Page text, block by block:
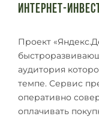
интернет-
Проект
аудитория
темпе. Сервис
оперативно
оплачивать